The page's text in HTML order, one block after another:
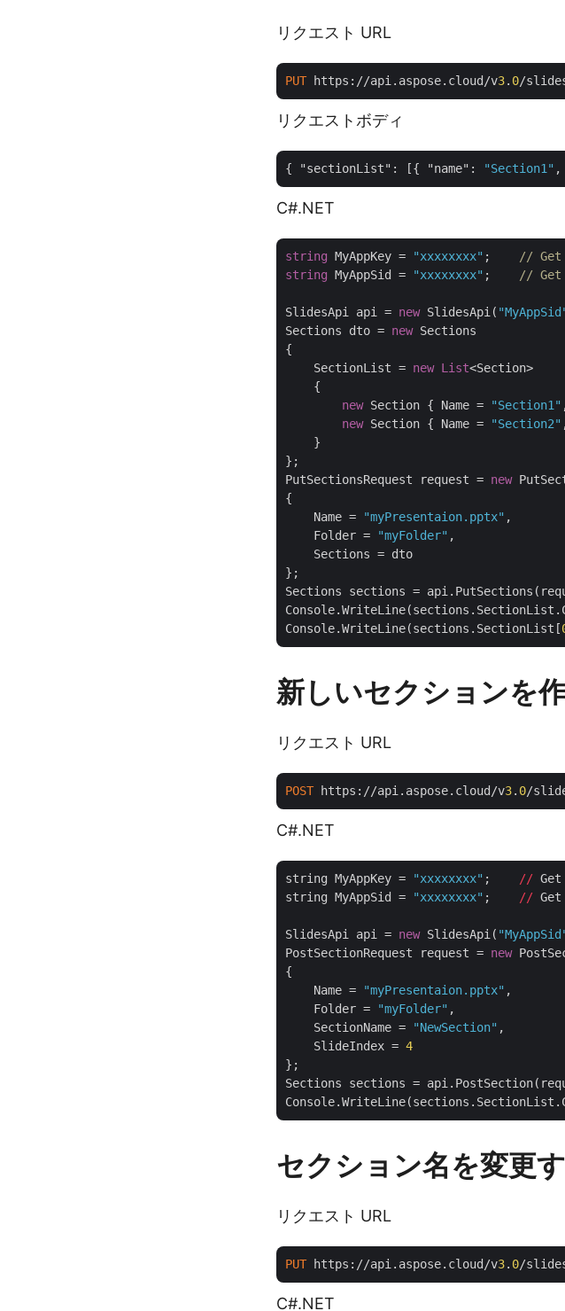
リクエスト URL
PUT https://api.aspose.cloud/v3. 0
リクエストボディ
{ "sectionList" : [{ "name" : "Section1" ,
C#.NET
string MyAppKey = "xxxxxxxx" ;
// Get
string MyAppSid = "xxxxxxxx" ; // Get
SlidesApi api = new SlidesApi(
Sections dto = new Sections
{
    SectionList =
new List<Section>
    {
new Section { Name = "Section1"
new Section { Name = "Section2"
    }
};
PutSectionsRequest request = new
{
    Name =
"myPresentaion.pptx" ,
    Folder =
"myFolder" ,
    Sections = dto
};
Sections sections =
Console.WriteLine(sections.SectionList[
新しいセクションを
リクエスト URL
POST https://api.aspose.cloud/v3. 0/
C#.NET
string MyAppKey = "xxxxxxxx" ; // Get
string MyAppSid =
"xxxxxxxx" ; // Get
SlidesApi api = new SlidesApi(
PostSectionRequest request = new
{
    Name =
"myPresentaion.pptx" ,
    Folder =
"myFolder" ,
    SectionName =
"NewSection" ,
    SlideIndex =
4
};
Sections sections =
セクション名を変更
リクエスト URL
PUT https://api.aspose.cloud/v3. 0/
C#.NET